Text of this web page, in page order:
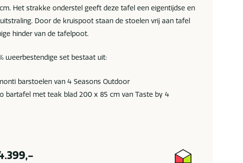
Het strakke onderstel geeft deze tafel een eigentijdse en
Door de kruispoot staan de stoelen vrij aan tafel
hinder van de tafelpoot.
weerbestendige set bestaat uit:
barstoelen van 4 Seasons Outdoor
bartafel met teak blad 200 x 85 cm van Taste by 4